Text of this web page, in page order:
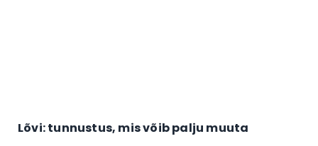
Lõvi: tunnustus, mis võib palju muuta